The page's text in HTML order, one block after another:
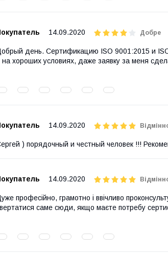
14.09.2020 Добре
день. Сертификацию ISO 9001:2015 и
на хороших условиях, даже заявку за меня
14.09.2020
) порядочный и честный человек !!!
14.09.2020
професійно, грамотно і ввічливо
саме сюди, якщо маєте потребу